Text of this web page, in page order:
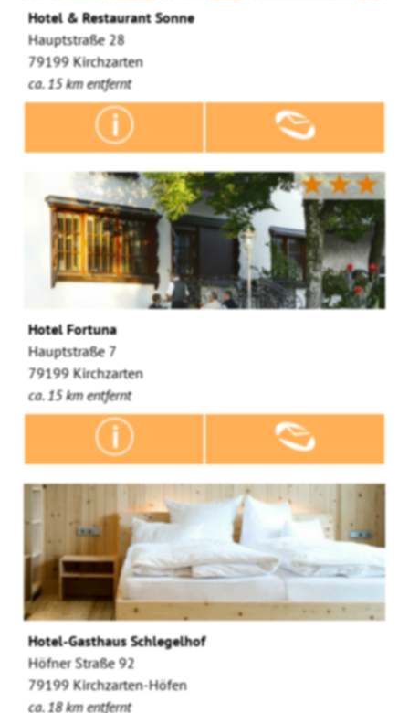
Hotel & Restaurant Sonne
Hauptstraße 28
79199 Kirchzarten
ca. 15 km entfernt
★★★
Hotel Fortuna
Hauptstraße 7
79199 Kirchzarten
ca. 15 km entfernt
Hotel-Gasthaus Schlegelhof
Höfner Straße 92
79199 Kirchzarten-Höfen
ca. 18 km entfernt